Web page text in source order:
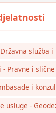
služba i
Pravne i
i
usluge -